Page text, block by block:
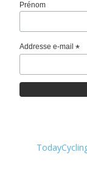
Prénom
Addresse e-mail*